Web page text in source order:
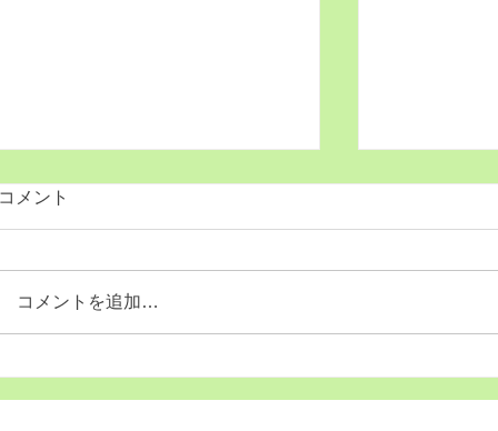
2021.6月 きゃっぷりんレタ
shizuoka-ss.com/blank-4
2020.11月
メント
コメントを追加…